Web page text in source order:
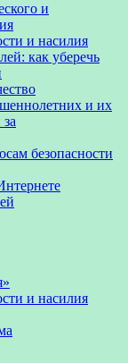
и
и насилия
как уберечь
и их
безопасности
и насилия